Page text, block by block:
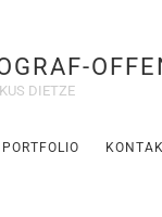
DIETZE
PORTFOLIO